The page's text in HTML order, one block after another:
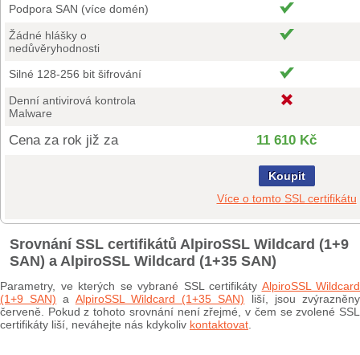
Podpora SAN (více domén)
Žádné hlášky o
nedůvěryhodnosti
Silné 128-256 bit šifrování
Denní antivirová kontrola
Malware
Cena za rok již za 11 610 Kč
Koupit
Více o tomto SSL certifikátu
Srovnání SSL certifikátů AlpiroSSL Wildcard (1+9
SAN) a AlpiroSSL Wildcard (1+35 SAN)
Parametry, ve kterých se vybrané SSL certifikáty AlpiroSSL Wildcard
(1+9 SAN) a AlpiroSSL Wildcard (1+35 SAN) liší, jsou zvýrazněny
červeně. Pokud z tohoto srovnání není zřejmé, v čem se zvolené SSL
certifikáty liší, neváhejte nás kdykoliv kontaktovat